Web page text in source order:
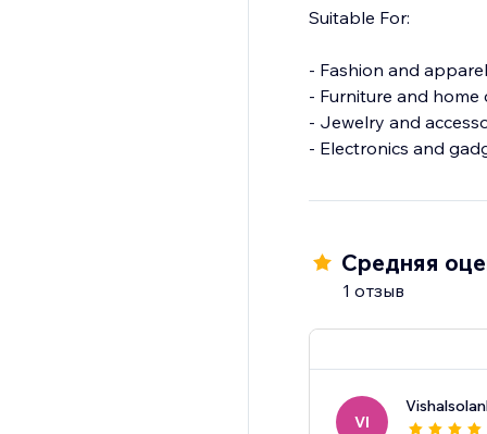
Suitable For:
- Fashion and apparel
- Furniture and home
- Jewelry and
- Electronics and
conversions.
Support is available
Start your free trial
Средняя
1 отзыв
VI